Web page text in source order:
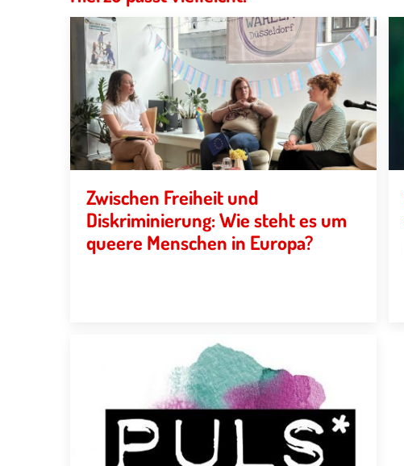
Zwischen Freiheit und
Diskriminierung: Wie steht es um
queere Menschen in Europa?